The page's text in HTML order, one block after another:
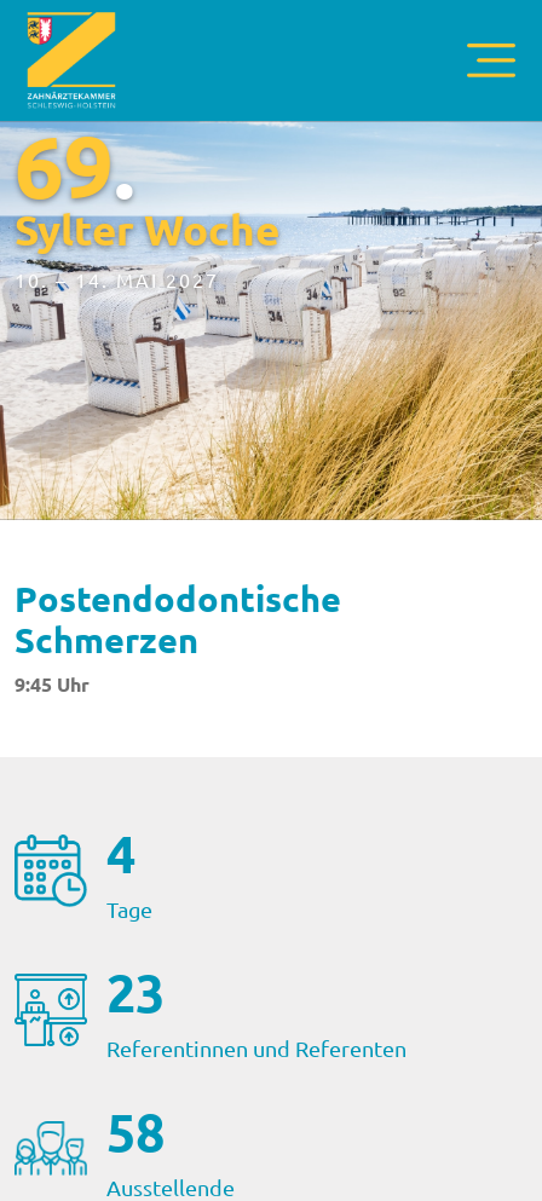
69.
Sylter Woche
10. – 14. MAI 2027
Postendodontische
Schmerzen
9:45 Uhr
4
Tage
23
Referentinnen und Referenten
59
Ausstellende